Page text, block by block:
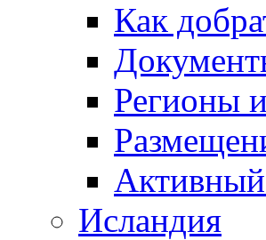
Как
Регионы
Исландия